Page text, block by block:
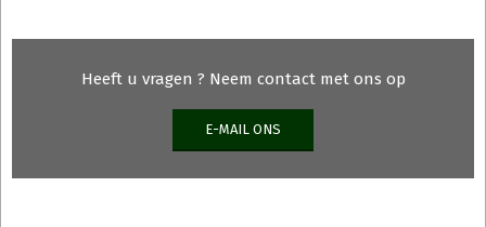
Heeft u vragen ? Neem contact met ons op
E-MAIL ONS